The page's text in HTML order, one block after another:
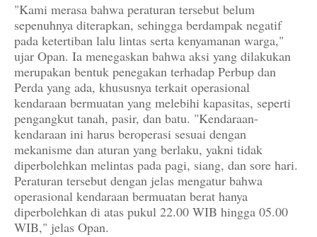
"Kami merasa bahwa peraturan tersebut belum
sepenuhnya diterapkan, sehingga berdampak negatif
pada ketertiban lalu lintas serta kenyamanan warga,"
ujar Opan. Ia menegaskan bahwa aksi yang dilakukan
merupakan bentuk penegakan terhadap Perbup dan
Perda yang ada, khususnya terkait operasional
kendaraan bermuatan yang melebihi kapasitas, seperti
pengangkut tanah, pasir, dan batu. "Kendaraan-
kendaraan ini harus beroperasi sesuai dengan
mekanisme dan aturan yang berlaku, yakni tidak
diperbolehkan melintas pada pagi, siang, dan sore hari.
Peraturan tersebut dengan jelas mengatur bahwa
operasional kendaraan bermuatan berat hanya
diperbolehkan di atas pukul 22.00 WIB hingga 05.00
WIB," jelas Opan.